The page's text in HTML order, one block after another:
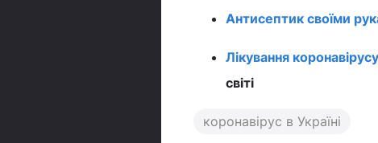
Антисептик своїми
Лікування коронавірусу
світі
коронавірус в Україні